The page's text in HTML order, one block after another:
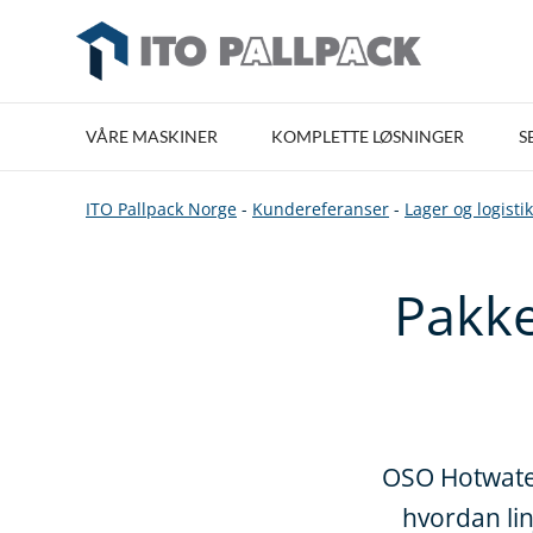
VÅRE MASKINER KOMPLETTE LØSNINGER
ITO Pallpack Norge - Kundereferanser - Lager og
OSO
hvordan